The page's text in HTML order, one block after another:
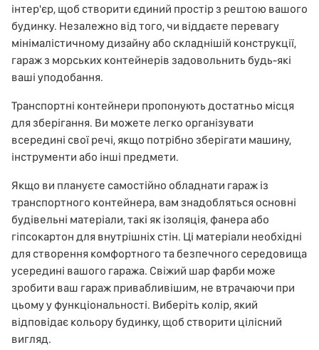
інтер'єр, щоб створити єдиний простір з рештою вашого
будинку. Незалежно від того, чи віддаєте перевагу
мінімалістичному дизайну або складнішій конструкції,
гараж з морських контейнерів задовольнить будь-які
ваші уподобання.
Транспортні контейнери пропонують достатньо місця
для зберігання. Ви можете легко організувати
всередині свої речі, якщо потрібно зберігати машину,
інструменти або інші предмети.
Якщо ви плануєте самостійно обладнати гараж із
транспортного контейнера, вам знадобляться основні
будівельні матеріали, такі як ізоляція, фанера або
гіпсокартон для внутрішніх стін. Ці матеріали необхідні
для створення комфортного та безпечного середовища
усередині вашого гаража. Свіжий шар фарби може
зробити ваш гараж привабливішим, не втрачаючи при
цьому у функціональності. Виберіть колір, який
відповідає кольору будинку, щоб створити цілісний
вигляд.